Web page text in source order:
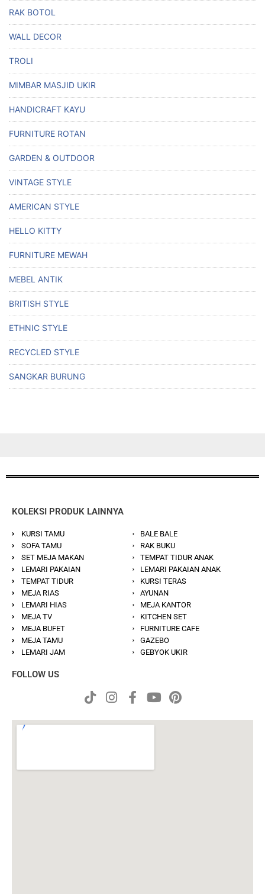
RAK BOTOL
WALL DECOR
TROLI
MIMBAR MASJID UKIR
HANDICRAFT KAYU
FURNITURE ROTAN
GARDEN & OUTDOOR
VINTAGE STYLE
AMERICAN STYLE
HELLO KITTY
FURNITURE MEWAH
MEBEL ANTIK
BRITISH STYLE
ETHNIC STYLE
RECYCLED STYLE
SANGKAR BURUNG
KOLEKSI PRODUK LAINNYA
KURSI TAMU
SOFA TAMU
SET MEJA MAKAN
LEMARI PAKAIAN
TEMPAT TIDUR
MEJA RIAS
LEMARI HIAS
MEJA TV
MEJA BUFET
MEJA TAMU
LEMARI JAM
BALE BALE
RAK BUKU
TEMPAT TIDUR ANAK
LEMARI PAKAIAN ANAK
KURSI TERAS
AYUNAN
MEJA KANTOR
KITCHEN SET
FURNITURE CAFE
GAZEBO
GEBYOK UKIR
FOLLOW US